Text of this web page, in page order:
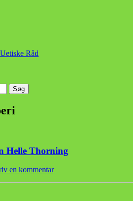
Råd
Helle Thorning
en kommentar